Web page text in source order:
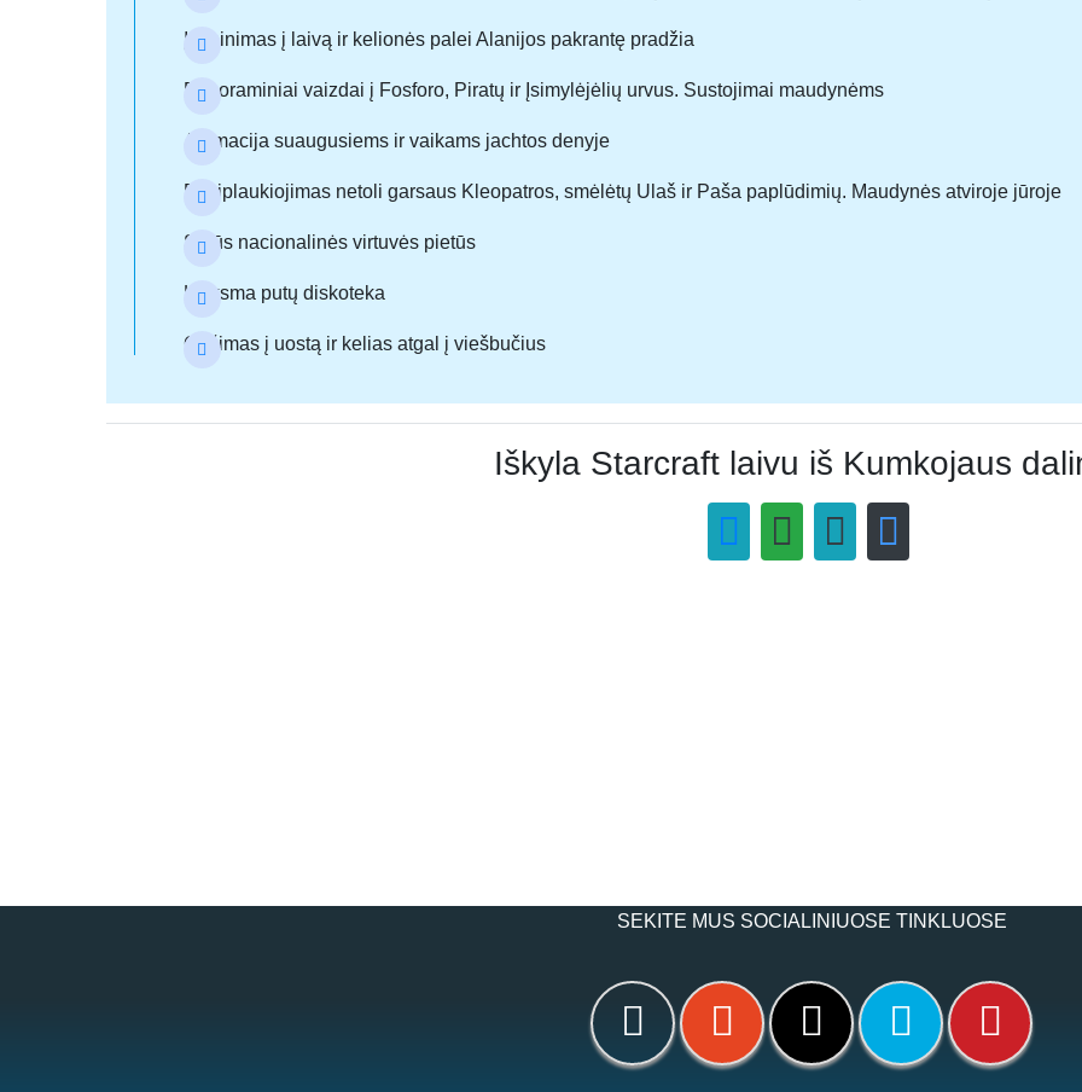
Įlaipinimas į laivą ir kelionės palei Alanijos pakrantę pradžia
Panoraminiai vaizdai į Fosforo, Piratų ir Įsimylėjėlių urvus. Sustojimai maudynėms
Animacija suaugusiems ir vaikams jachtos denyje
Pasiplaukiojimas netoli garsaus Kleopatros, smėlėtų Ulaš ir Paša paplūdimių. Maudynės atviroje jūroje
Sotūs nacionalinės virtuvės pietūs
Linksma putų diskoteka
Grįžimas į uostą ir kelias atgal į viešbučius
Iškyla Starcraft laivu iš Kumkojaus
SEKITE MUS SOCIALINIUOSE TINKLUOSE